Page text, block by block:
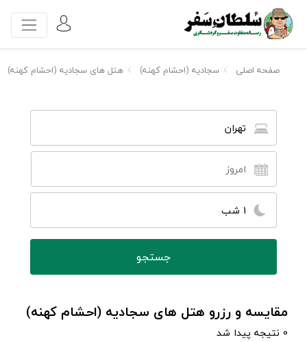
صفحه اصلی سجادیه (احشام کهنه) هتل های سجادیه (احشام کهنه)
تهران
1 شب
مقایسه و رزرو هتل های سجادیه (احشام کهنه)
0 نتیجه پیدا شد